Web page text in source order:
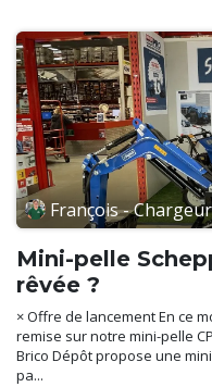
François -
Mini-pelle
rêvée ?
× Offre de lancement En ce
remise sur notre mini-pelle
Brico Dépôt propose une
pa...